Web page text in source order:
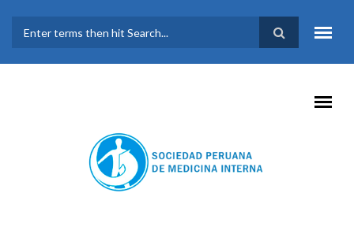
FORMULARIO DE
BÚSQUEDA